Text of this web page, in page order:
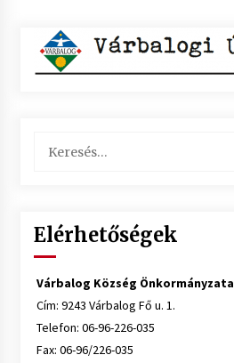
Elérhetőségek
Várbalog Község Önkormányzata
Cím: 9243 Várbalog Fő u. 1.
Telefon: 06-96-226-035
Fax: 06-96/226-035